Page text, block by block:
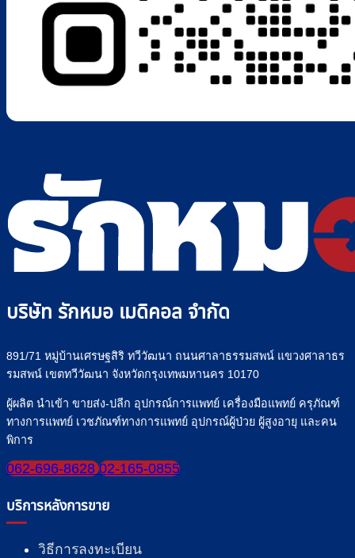
บริษัท รักหมอ เมดิคอล จำกัด
891/71 หมู่บ้านเศรษฐสิริ ทวีวัฒนา ถนนศาลาธรรมสพน์ แขวงศาลาธร
รมสพน์ เขตทวีวัฒนา จังหวัดกรุงเทพมหานคร 10170
ผู้ผลิต นำเข้า ขายส่ง-ปลีก อุปกรณ์การแพทย์ เครื่องมือแพทย์ ครุภัณฑ์
ทางการแพทย์ เวชภัณฑ์ทางการแพทย์ อุปกรณ์ผู้ป่วย ผู้สูงอายุ และคน
พิการ
062-696-8628 02-165-0855
บริการหลังการขาย
วิธีการลงทะเบียน